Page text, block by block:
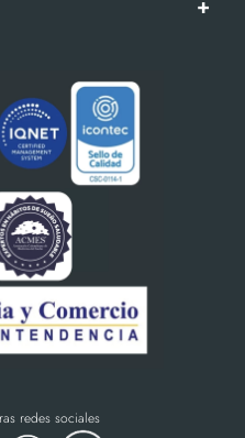
+
redes sociales